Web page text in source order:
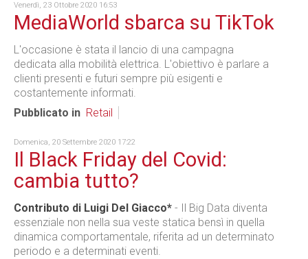
Venerdì, 23 Ottobre 2020 16:53
MediaWorld sbarca su TikTok
L'occasione è stata il lancio di una campagna
dedicata alla mobilità elettrica. L'obiettivo è parlare a
clienti presenti e futuri sempre più esigenti e
costantemente informati.
Pubblicato in Retail
Domenica, 20 Settembre 2020 17:22
Il Black Friday del Covid:
cambia tutto?
Contributo di Luigi Del Giacco* - Il Big Data diventa
essenziale non nella sua veste statica bensì in quella
dinamica comportamentale, riferita ad un determinato
periodo e a determinati eventi.